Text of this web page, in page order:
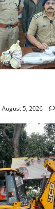
August 5, 2026